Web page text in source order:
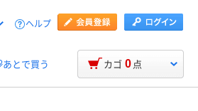
ヘルプ
あとで買う カゴ 0 点